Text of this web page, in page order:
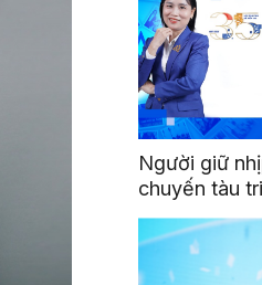
Người giữ
chuyến tàu